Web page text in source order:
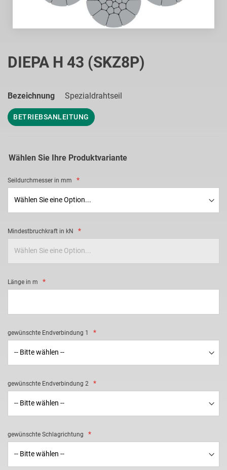
DIEPA H 43 (SKZ8P)
Bezeichnung Spezialdrahtseil
BETRIEBSANLEITUNG
Wählen Sie Ihre Produktvariante
Seildurchmesser in mm
Mindestbruchkraft in kN
Länge in m
gewünschte Endverbindung 1
gewünschte Endverbindung 2
gewünschte Schlagrichtung
Anfang
der
springen